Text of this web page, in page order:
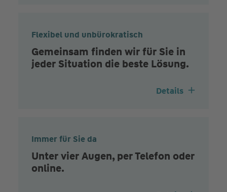
Flexibel und unbürokratisch
Gemeinsam finden wir für Sie in
jeder Situation die beste Lösung.
Details
Immer für Sie da
Unter vier Augen, per Telefon oder
online.